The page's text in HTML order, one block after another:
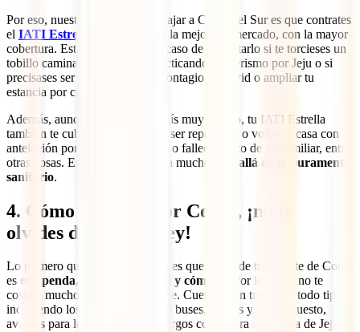
Por eso, nuestro consejo para viajar a Corea del Sur es que contrates
el IATI Estrella
. Esta póliza es la mejor del mercado, con la mayor
cobertura. Estaremos para ti en caso de necesitarlo si te torcieses un
tobillo caminando por Seúl, practicando senderismo por Jeju o si
precisases ser atendido por un contagio de covid o ampliar tu
estancia por cuarentena.
Además, aunque Corea es un país muy seguro, tu IATI Estrella
también te cubrirá si necesitases ser repatriado o volver a casa con
antelación por la hospitalización o fallecimiento de un familiar, entre
otras cosas. Es una póliza que va mucho
más allá de lo puramente
sanitario.
4. Cómo moverte por Corea, ¡no te
olvides de la T-money!
Lo primero que tienes que saber es que la red de transporte de Corea
es estupenda, extensa, puntual y cómoda
. Por lo tanto, no te
costará mucho trabajo desplazarte. Cuentas con trenes de todo tipo,
incluyendo los de alta velocidad, buses, metros y, por supuesto,
aviones para los trayectos más largos como para ir a la isla de Jeju.